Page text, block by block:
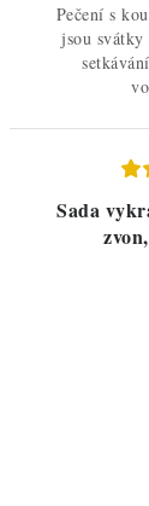
Pečení s
jsou
Sada